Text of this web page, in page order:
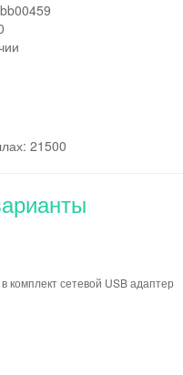
21500
комплект сетевой USB адаптер